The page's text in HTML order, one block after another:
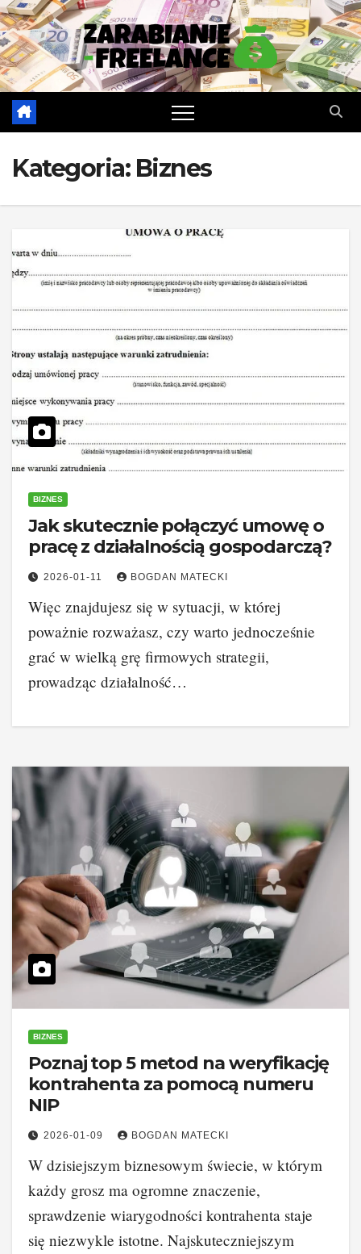
Skip
to
content
Kategoria: Biznes
BIZNES
Jak skutecznie połączyć umowę o
pracę z działalnością gospodarczą?
2026-01-11 BOGDAN MATECKI
Więc znajdujesz się w sytuacji, w której
poważnie rozważasz, czy warto jednocześnie
grać w wielką grę firmowych strategii,
prowadząc działalność…
BIZNES
Poznaj top 5 metod na weryfikację
kontrahenta za pomocą numeru
NIP
2026-01-09 BOGDAN MATECKI
W dzisiejszym biznesowym świecie, w którym
każdy grosz ma ogromne znaczenie,
sprawdzenie wiarygodności kontrahenta staje
się niezwykle istotne. Najskuteczniejszym